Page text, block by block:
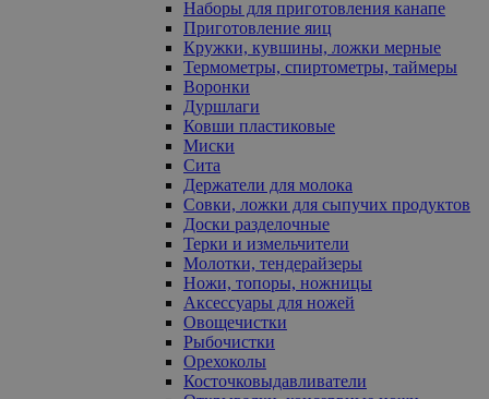
Наборы для приготовления канапе
Приготовление яиц
Кружки, кувшины, ложки мерные
Термометры, спиртометры, таймеры
Воронки
Дуршлаги
Ковши пластиковые
Миски
Сита
Держатели для молока
Совки, ложки для сыпучих продуктов
Доски разделочные
Терки и измельчители
Молотки, тендерайзеры
Ножи, топоры, ножницы
Аксессуары для ножей
Овощечистки
Рыбочистки
Орехоколы
Косточковыдавливатели